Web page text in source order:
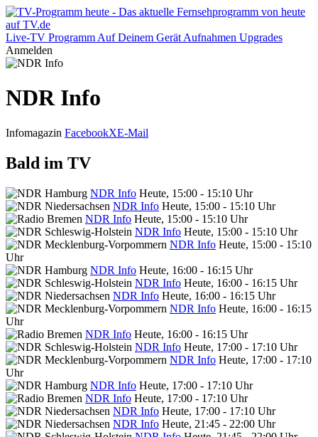
Live-TV Programm Auf Deinem Gerät Aufnahmen Upgrades
Anmelden
NDR Info
Infomagazin FacebookXE-Mail
Bald im TV
NDR Info Heute, 15:00 - 15:10 Uhr
NDR Info Heute, 15:00 - 15:10 Uhr
NDR Info Heute, 15:00 - 15:10 Uhr
NDR Info Heute, 15:00 - 15:10 Uhr
NDR Info Heute, 15:00 - 15:10
Uhr
NDR Info Heute, 16:00 - 16:15 Uhr
NDR Info Heute, 16:00 - 16:15 Uhr
NDR Info Heute, 16:00 - 16:15 Uhr
NDR Info Heute, 16:00 - 16:15
Uhr
NDR Info Heute, 16:00 - 16:15 Uhr
NDR Info Heute, 17:00 - 17:10 Uhr
NDR Info Heute, 17:00 - 17:10
Uhr
NDR Info Heute, 17:00 - 17:10 Uhr
NDR Info Heute, 17:00 - 17:10 Uhr
NDR Info Heute, 17:00 - 17:10 Uhr
NDR Info Heute, 21:45 - 22:00 Uhr